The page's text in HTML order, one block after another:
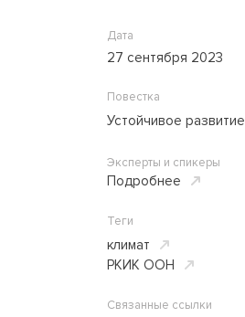
Дата
27 сентября 2023
Повестка
Устойчивое развитие
Эксперты и спикеры
Подробнее
Теги
климат
РКИК ООН
Связанные ссылки